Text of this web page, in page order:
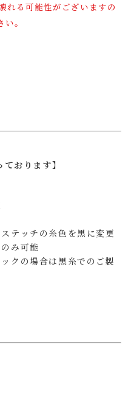
れる可能性がございますの
。
ております】
テッチの糸色を黒に変更
み可能
クの場合は黒糸でのご製